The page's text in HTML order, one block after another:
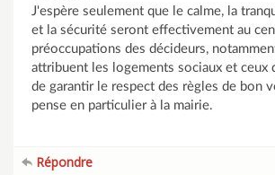
J'espère seulement que le calme, la
et la sécurité seront effectivement au
préoccupations des décideurs,
attribuent les logements sociaux et ceux
de garantir le respect des règles de bon
pense en particulier à la mairie.
Répondre